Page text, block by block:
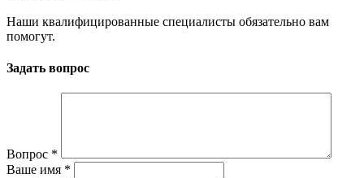
Наши квалифицированные специалисты обязательно вам
помогут.
Задать вопрос
Вопрос *
Ваше имя *